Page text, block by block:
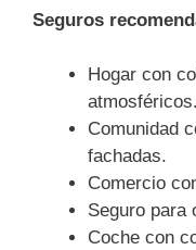
Seguros
Hogar con
atmosféricos.
Comunidad
fachadas.
Comercio
Seguro para
Coche con